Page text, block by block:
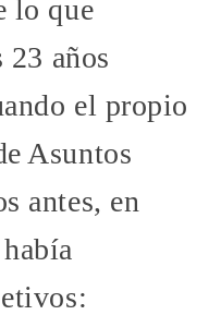
lo que
años
el propio
Asuntos
antes, en